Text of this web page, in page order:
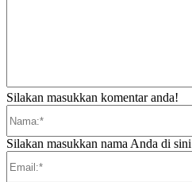
Silakan masukkan komentar anda!
Silakan masukkan nama Anda di sini